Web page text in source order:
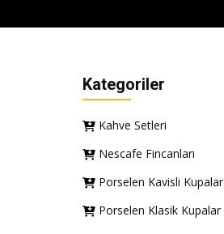
Kategoriler
Kahve Setleri
Nescafe Fincanları
Porselen Kavisli Kupalar
Porselen Klasik Kupalar